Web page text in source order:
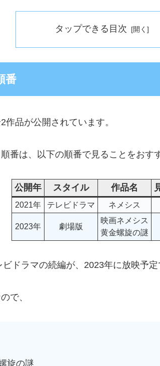
タップできる目次
番
品が公開されています。
番は、以下の順番で見ることをおす
公開年 スタイル 作品名
2021年 テレビドラマ ネメシス
2023年 劇場版
映画ネメシス
黄金螺旋の謎
ドラマの続編が、2023年に放映予定
で、
旋の謎